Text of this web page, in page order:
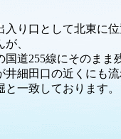
入り口として北東に
、
道255線にそのまま
井細田口の近くにも
一致しております。